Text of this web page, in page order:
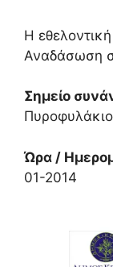
Η
Αναδάσωση
Σημείο
Ώρα /
01-2014